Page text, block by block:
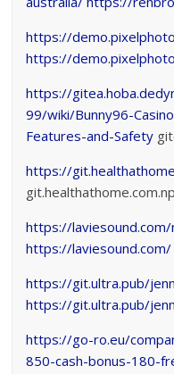
https://
https://
https://
99/wiki/Bunny96-
Features-and-Safety
https://
git.healthathome.com.np
https://
https://laviesound.com/
https://git.ultra.pub/
https://git.ultra.pub/
https://go-ro.eu/
850-cash-bonus-180-